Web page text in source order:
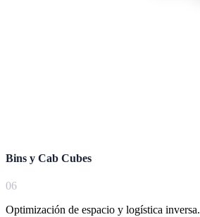
Bins y Cab Cubes
06
Optimización de espacio y logística inversa.